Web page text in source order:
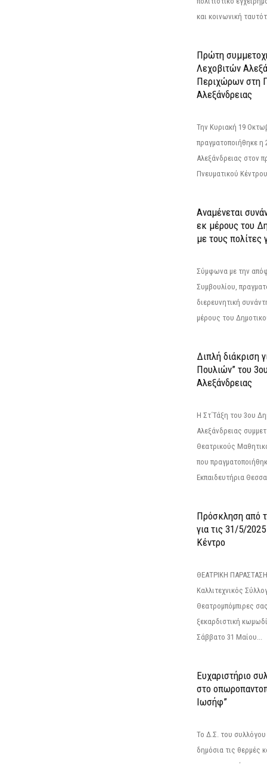
και κοινωνική
Πρώτη
Λεχοβιτών
Περιχώρων στη
Αλεξάνδρειας
Την Κυριακή 19
πραγματοποιήθηκε η
Αλεξάνδρειας στον
Πνευματικού
Αναμένεται
εκ μέρους του
με τους πολίτες
Σύμφωνα με την
Συμβουλίου,
διερευνητική
μέρους του
Διπλή διάκριση
Πουλιών” του
Αλεξάνδρειας
Η Στ΄Τάξη του 3ου
Αλεξάνδρειας
Θεατρικούς
που
Εκπαιδευτήρια
Πρόσκληση από
για τις 31/5/
Κέντρο
ΘΕΑΤΡΙΚΗ ΠΑΡΑΣΤΑΣΗ
Καλλιτεχνικός
Θεατρομπόμπιρες
ξεκαρδιστική
Σάββατο 31 Μαίου...
Ευχαριστήριο
στο
Ιωσήφ”
Το Δ.Σ. του
δημόσια τις θερμές